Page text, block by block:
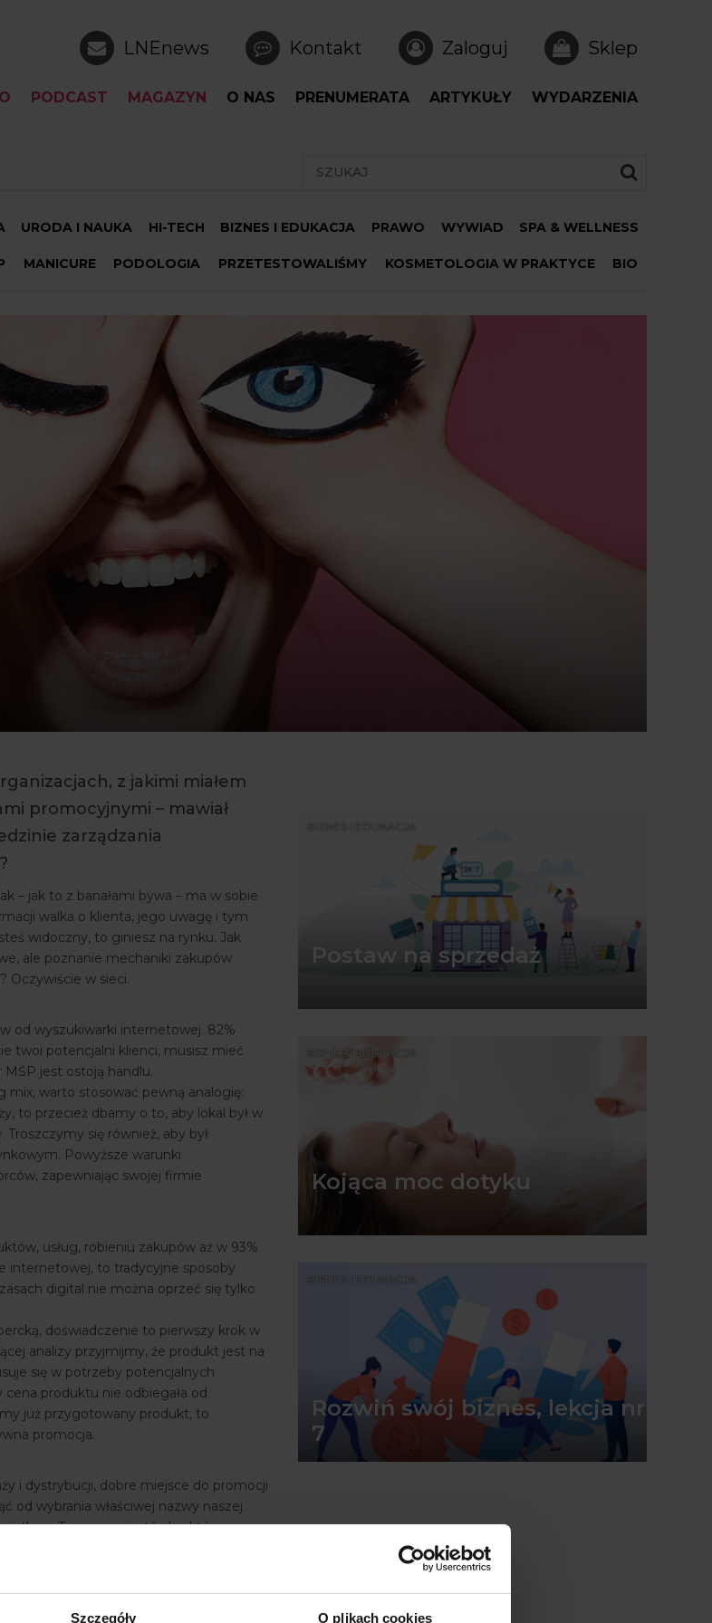
Szczegóły O plikach cookies
LNEnews Kontakt Zaloguj Sklep
PODCAST MAGAZYN O NAS PRENUMERATA ARTYKUŁY WYDARZENIA
URODA I NAUKA HI-TECH BIZNES I EDUKACJA PRAWO WYWIAD SPA & WELLNESS
MANICURE PODOLOGIA PRZETESTOWALIŚMY KOSMETOLOGIA W PRAKTYCE BIO
z jakimi miałem
promocyjnymi – mawiał
zarządzania
– jak to z banałami bywa – ma w sobie
walka o klienta, jego uwagę i tym
widoczny, to giniesz na rynku. Jak
ale poznanie mechaniki zakupów
Oczywiście w sieci.
od wyszukiwarki internetowej. 82%
twoi potencjalni klienci, musisz mieć
MŚP jest ostoją handlu.
warto stosować pewną analogię:
to przecież dbamy o to, aby lokal był w
się również, aby był
Powyższe warunki
zapewniając swojej firmie
usług, robieniu zakupów aż w 93%
internetowej, to tradycyjne sposoby
digital nie można oprzeć się tylko
doświadczenie to pierwszy krok w
analizy przyjmijmy, że produkt jest na
się w potrzeby potencjalnych
produktu nie odbiegała od
już przygotowany produkt, to
promocja.
i dystrybucji, dobre miejsce do promocji
od wybrania właściwej nazwy naszej
To nasza wizytówka, która z
przedsiębiorcy, a przede
Warto tutaj wspomnieć, iż
BIZNES I EDUKACJA
Postaw na sprzedaż
BIZNES I EDUKACJA
Kojąca moc dotyku
BIZNES I EDUKACJA
Rozwiń swój biznes, lekcja nr
7